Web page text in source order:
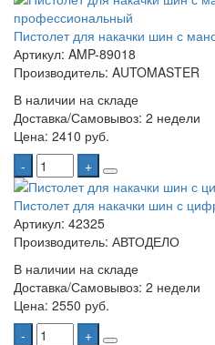
Пистолет для накачки шин с
Артикул: AMP-89018
Производитель: AUTOMASTER
В наличии на складе
Доставка/Самовывоз: 2 недели
Цена: 2410 руб.
-
+
Пистолет для накачки шин с
Артикул: 42325
Производитель: АВТОДЕЛО
В наличии на складе
Доставка/Самовывоз: 2 недели
Цена: 2550 руб.
-
+